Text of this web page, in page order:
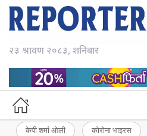
२३ श्रावण २०८३, शनिबार
केपी शर्मा ओली कोरोना भाइरस